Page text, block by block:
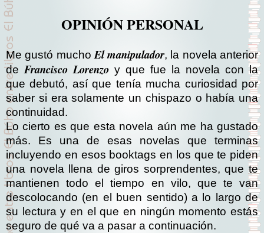
OPINIÓN PERSONAL
Me gustó mucho El manipulador, la novela anterior
de Francisco Lorenzo y que fue la novela con la
que debutó, así que tenía mucha curiosidad por
saber si era solamente un chispazo o había una
continuidad.
Lo cierto es que esta novela aún me ha gustado
más. Es una de esas novelas que terminas
incluyendo en esos booktags en los que te piden
una novela llena de giros sorprendentes, que te
mantienen todo el tiempo en vilo, que te van
descolocando (en el buen sentido) a lo largo de
su lectura y en el que en ningún momento estás
seguro de qué va a pasar a continuación.